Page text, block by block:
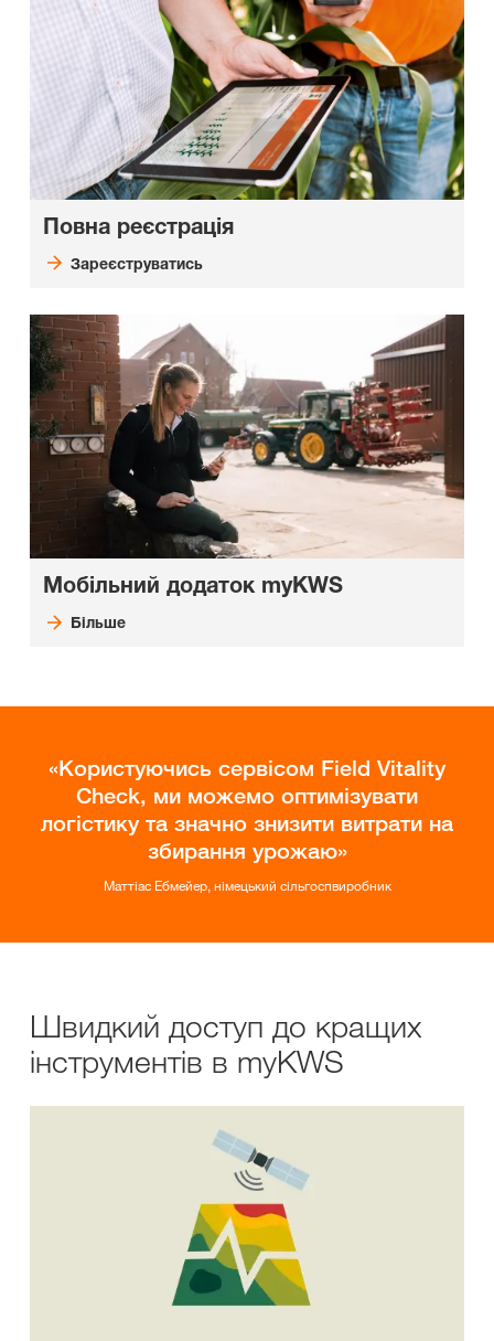
Повна реєстрація
Зареєструватись
Мобільний додаток myKWS
Більше
Користуючись сервісом Field Vitality
Check, ми можемо оптимізувати
логістику та значно знизити витрати на
збирання урожаю
Маттіас Ебмейер, німецький сільгоспвиробник
Швидкий доступ до кращих
інструментів в myKWS